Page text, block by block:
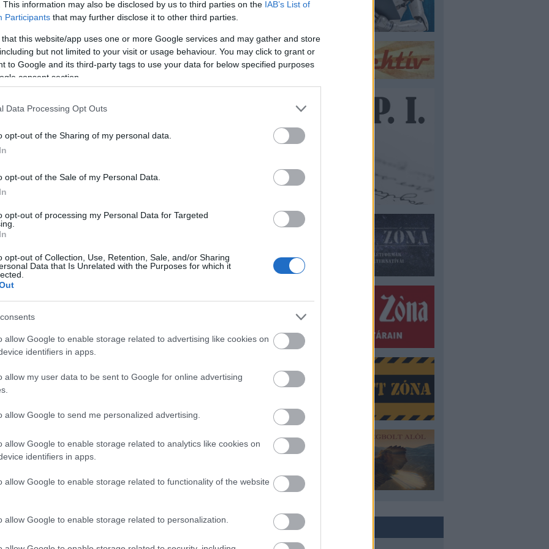
This information may also be disclosed by us to third parties on the IAB’s List of
Participants that may further disclose it to other third parties.
that this website/app uses one or more Google services and may gather and store
but not limited to your visit or usage behaviour. You may click to grant or
to Google and its third-party tags to use your data for below specified purposes
consent section.
Data Processing Opt Outs
opt-out of the Sharing of my personal data.
opt-out of the Sale of my Personal Data.
opt-out of processing my Personal Data for Targeted
opt-out of Collection, Use, Retention, Sale, and/or Sharing
Data that Is Unrelated with the Purposes for which it
allow Google to enable storage related to advertising like cookies on
identifiers in apps.
allow my user data to be sent to Google for online advertising
allow Google to send me personalized advertising.
allow Google to enable storage related to analytics like cookies on
identifiers in apps.
allow Google to enable storage related to functionality of the website
allow Google to enable storage related to personalization.
novellájának felolvasásával tette ünnepélyessé
kétórás kötetlen beszélgetés, ahol sok mindenről
szerepéről az életünkben, az ufókról, filmekről
tartalommal töltsük meg a Párbeszéd Tere
oldala, a fotót Anderlik Kriszta készítette
közéleti, ismeretterjesztő, szórakoztató
„Álhírek? Álhírek! Igazság a sorok között – Hamis
– az egyetemi szakdolgozatomon alapuló –
követett.
A VÁRKERT BAZÁRBAN
innovációt népszerűsítő interaktív kiállítás nyílt
címet viselő rendezvényen többek között
a virtuális valóság és a környezetvédelem
tekinthettek meg az érdeklődők. A
mellett önjáró robotok, elektromos járművek
de ki lehetett próbálni a Pulispace holdjáró-
ŰRVERSENY
a világűr felé. A jubileum alkalmából a Magyar
és Földtudományi Kutatóközpont a Magyar
tartotta az Űrkutatás Napja elnevezésű
– a MANT tagjaként – én is részt vettem. „Almár
helyesebb lenne, ha ezt a dátumot nem az
űrcivilizáció kezdetének neveznék” –
ORSZÁG FELETT
is többen figyelmesek lettek egy óriási
a 4-es úton hazafelé tartva figyeltünk fel a
a Magyar Csillagászati Egyesület főtitkáraa 24.hu
ROVATOK